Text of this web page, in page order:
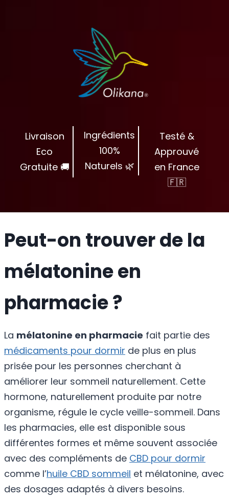
Livraison
Eco
Gratuite 🚚
Ingrédients
100%
Naturels 🌿
Testé &
Approuvé
en France
🇫🇷
Peut-on trouver de la
mélatonine en
pharmacie ?
La mélatonine en pharmacie fait partie des
médicaments pour dormir de plus en plus
prisée pour les personnes cherchant à
améliorer leur sommeil naturellement. Cette
hormone, naturellement produite par notre
organisme, régule le cycle veille-sommeil. Dans
les pharmacies, elle est disponible sous
différentes formes et même souvent associée
avec des compléments de CBD pour dormir
comme l’huile CBD sommeil et mélatonine, avec
des dosages adaptés à divers besoins.